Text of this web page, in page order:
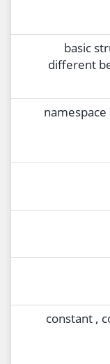
5- basic
different
6-
10-